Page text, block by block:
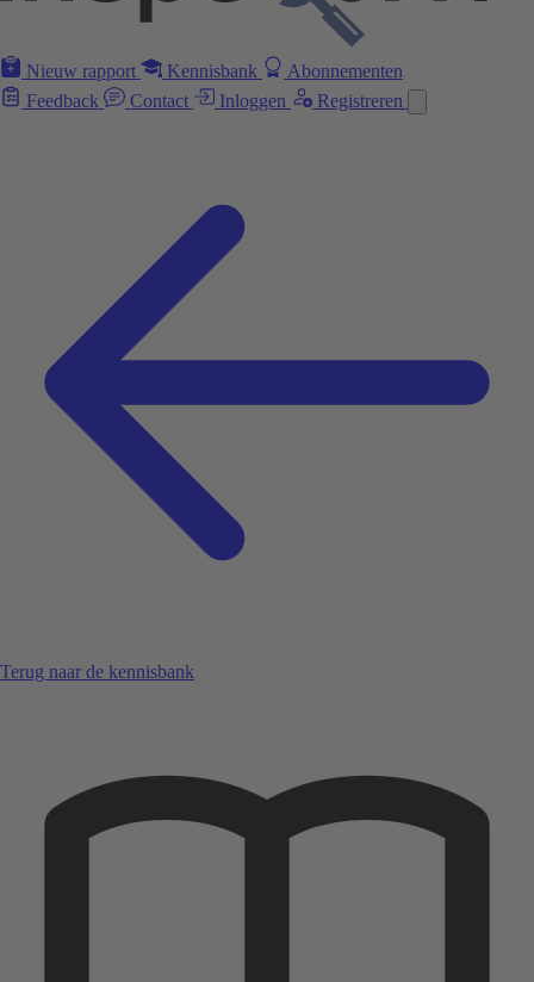
Nieuw rapport Kennisbank
Abonnementen
Feedback
Contact Inloggen Registreren
Terug naar de kennisbank